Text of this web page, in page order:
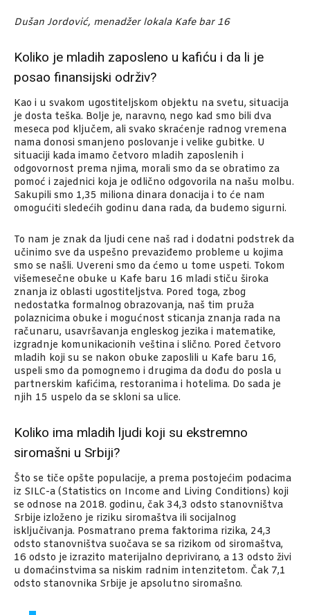
Dušan Jordović, menadžer lokala Kafe bar 16
Koliko je mladih zaposleno u kafiću i da li je
posao finansijski održiv?
Kao i u svakom ugostiteljskom objektu na svetu, situacija
je dosta teška. Bolje je, naravno, nego kad smo bili dva
meseca pod ključem, ali svako skraćenje radnog vremena
nama donosi smanjeno poslovanje i velike gubitke. U
situaciji kada imamo četvoro mladih zaposlenih i
odgovornost prema njima, morali smo da se obratimo za
pomoć i zajednici koja je odlično odgovorila na našu molbu.
Sakupili smo 1,35 miliona dinara donacija i to će nam
omogućiti sledećih godinu dana rada, da budemo sigurni.
To nam je znak da ljudi cene naš rad i dodatni podstrek da
učinimo sve da uspešno prevaziđemo probleme u kojima
smo se našli. Uvereni smo da ćemo u tome uspeti. Tokom
višemesečne obuke u Kafe baru 16 mladi stiču široka
znanja iz oblasti ugostiteljstva. Pored toga, zbog
nedostatka formalnog obrazovanja, naš tim pruža
polaznicima obuke i mogućnost sticanja znanja rada na
računaru, usavršavanja engleskog jezika i matematike,
izgradnje komunikacionih veština i slično. Pored četvoro
mladih koji su se nakon obuke zaposlili u Kafe baru 16,
uspeli smo da pomognemo i drugima da dođu do posla u
partnerskim kafićima, restoranima i hotelima. Do sada je
njih 15 uspelo da se skloni sa ulice.
Koliko ima mladih ljudi koji su ekstremno
siromašni u Srbiji?
Što se tiče opšte populacije, a prema postojećim podacima
iz SILC-a (Statistics on Income and Living Conditions) koji
se odnose na 2018. godinu, čak 34,3 odsto stanovništva
Srbije izloženo je riziku siromaštva ili socijalnog
isključivanja. Posmatrano prema faktorima rizika, 24,3
odsto stanovništva suočava se sa rizikom od siromaštva,
16 odsto je izrazito materijalno deprivirano, a 13 odsto živi
u domaćinstvima sa niskim radnim intenzitetom. Čak 7,1
odsto stanovnika Srbije je apsolutno siromašno.